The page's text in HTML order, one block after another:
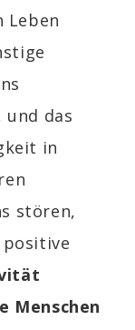
Leben
das
in
stören,
Menschen